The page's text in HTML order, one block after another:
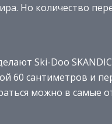
Но количество
Ski-Doo
60 сантиметров и
можно в самые